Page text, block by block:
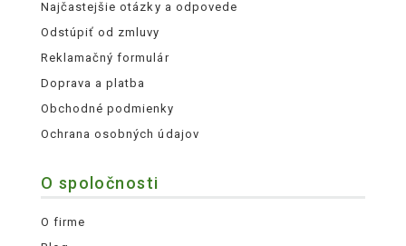
Najčastejšie otázky a odpovede
Odstúpiť od zmluvy
Reklamačný formulár
Doprava a platba
Obchodné podmienky
Ochrana osobných údajov
O spoločnosti
O firme